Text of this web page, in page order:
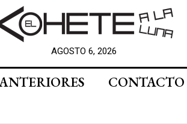
AGOSTO 6, 2026
CONTACTO